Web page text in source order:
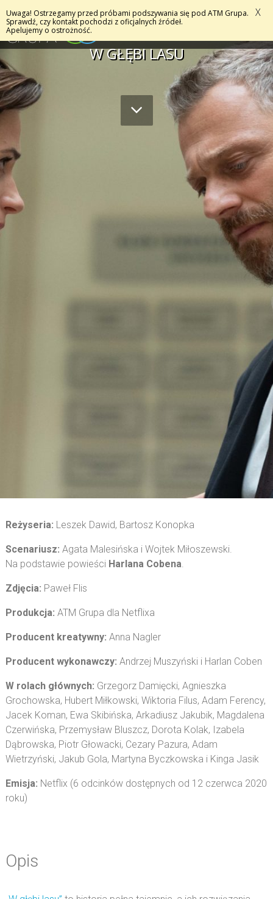
MENU
W GŁĘBI LASU
Reżyseria: Leszek Dawid, Bartosz Konopka
Scenariusz: Agata Malesińska i Wojtek Miłoszewski.
Na podstawie powieści Harlana Cobena.
Zdjęcia: Paweł Flis
Produkcja: ATM Grupa dla Netflixa
Producent kreatywny: Anna Nagler
Producent wykonawczy: Andrzej Muszyński i Harlan Coben
W rolach głównych: Grzegorz Damięcki, Agnieszka
Grochowska, Hubert Miłkowski, Wiktoria Filus, Adam Ferency,
Jacek Koman, Ewa Skibińska, Arkadiusz Jakubik, Magdalena
Czerwińska, Przemysław Bluszcz, Dorota Kolak, Izabela
Dąbrowska, Piotr Głowacki, Cezary Pazura, Adam
Wietrzyński, Jakub Gola, Martyna Byczkowska i Kinga Jasik
Emisja: Netflix (6 odcinków dostępnych od 12 czerwca 2020
roku)
Opis
Uwaga! Ostrzegamy przed próbami podszywania się pod ATM Grupa.
Sprawdź, czy kontakt pochodzi z oficjalnych źródeł.
Apelujemy o ostrożność.
X